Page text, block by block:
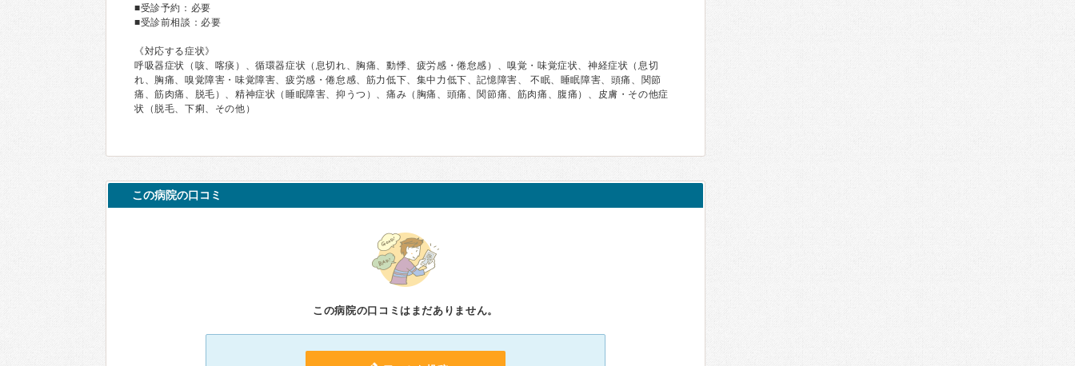
■受診予約：必要
■受診前相談：必要
《対応する症状》
呼吸器症状（咳、喀痰）、循環器症状（息切れ、胸痛、動悸、疲労感・倦怠感）、嗅覚・味覚症状、神経症状（息切
れ、胸痛、嗅覚障害・味覚障害、疲労感・倦怠感、筋力低下、集中力低下、記憶障害、 不眠、睡眠障害、頭痛、関節
痛、筋肉痛、脱毛）、精神症状（睡眠障害、抑うつ）、痛み（胸痛、頭痛、関節痛、筋肉痛、腹痛）、皮膚・その他症
状（脱毛、下痢、その他）
この病院の口コミ
この病院の口コミはまだありません。